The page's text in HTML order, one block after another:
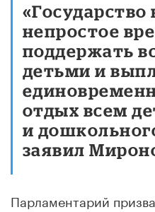
«Государство
непростое
поддержать
детьми и
отдых всем
и
заявил
Парламентарий